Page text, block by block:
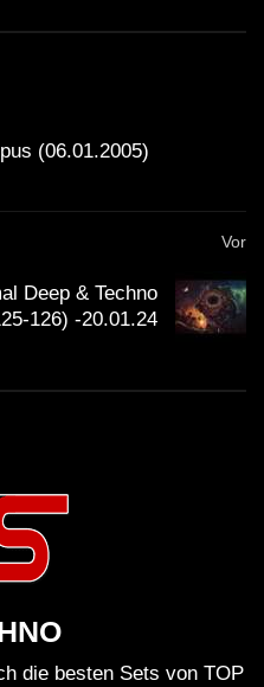
(06.01.2005)
Vor
Deep & Techno
126) -20.01.24
die besten Sets von TOP